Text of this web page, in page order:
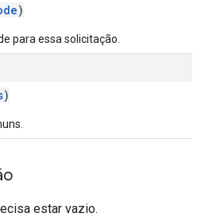
)
para essa solicitação.
)
estar vazio.